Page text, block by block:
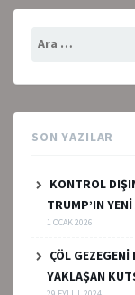
SON YAZILAR
KONTROL
TRUMP’IN
1 OCAK 2026
ÇÖL
YAKLAŞAN